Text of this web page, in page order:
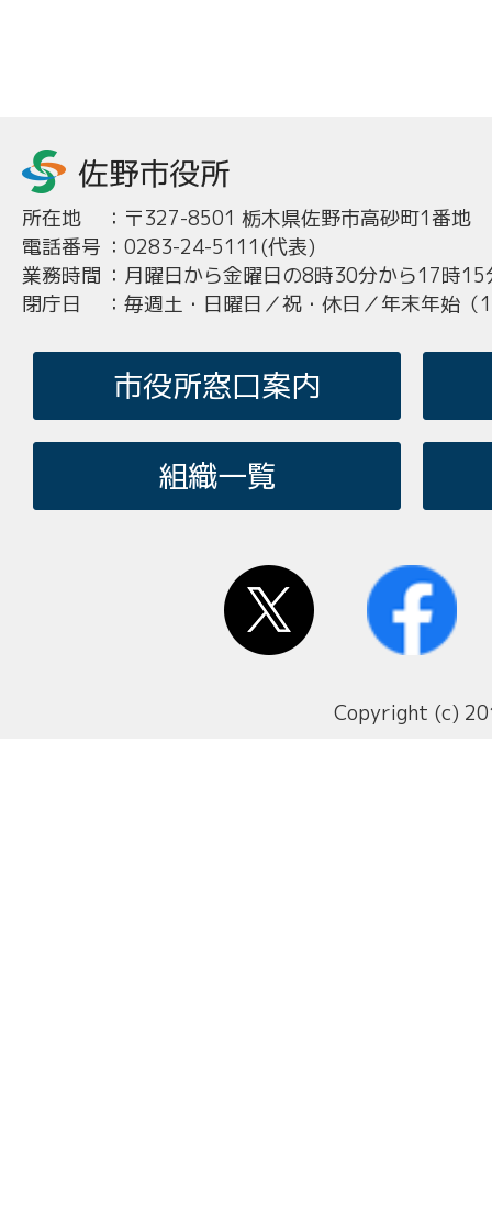
所在地 ： 〒327-8501 栃木県佐野市高砂町1番地
電話番号 ： 0283-24-5111(代表)
業務時間 ： 月曜日から金曜日の8時30分から17時15
閉庁日
： 毎週土・日曜日／祝・休日／年末年始
市役所窓口案内
組織一覧
Copyright (c)